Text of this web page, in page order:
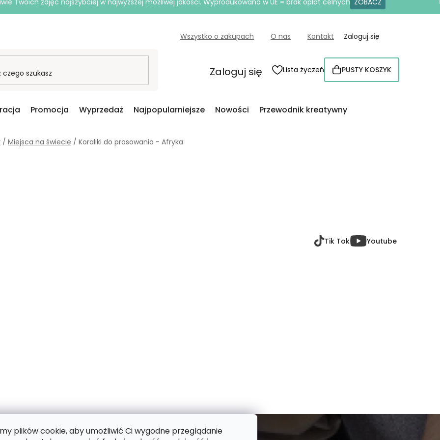
plików cookie, aby umożliwić Ci wygodne przeglądanie
Twoich zdjęć najszybciej w najwyższej możliwej jakości. Wyprodukowano w UE = brak opłat celnych ZOBACZ
Wszystko o zakupach O nas Kontakt Zaloguj się
Zaloguj się Lista życzeń KOSZYK
PUSTY KOSZYK
Promocja Wyprzedaż Najpopularniejsze Nowości Przewodnik kreatywny
/ Miejsca na świecie / Koraliki do prasowania - Afryka
Tik Tok Youtube